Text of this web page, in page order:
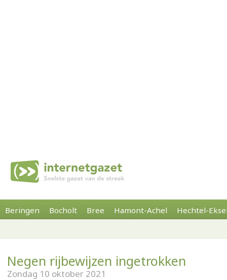
Beringen Bocholt Bree Hamont-Achel Hechtel-
Negen rijbewijzen ingetrokken
Zondag 10 oktober 2021